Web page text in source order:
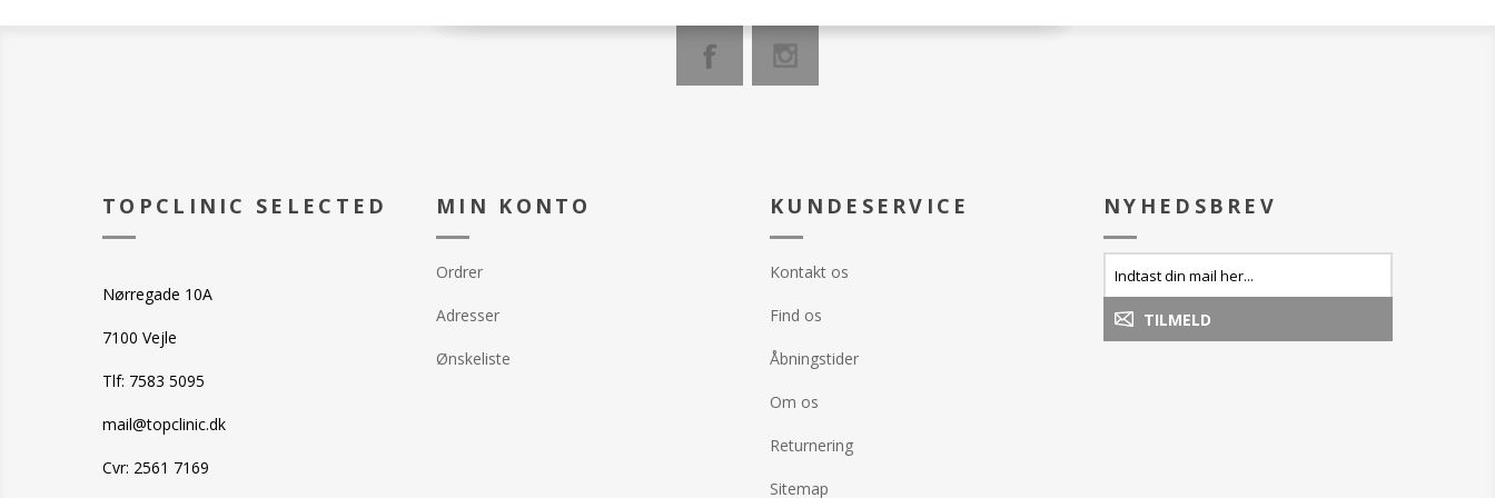
TOPCLINIC SELECTED
Nørregade 10A
7100 Vejle
Tlf: 7583 5095
mail@topclinic.dk
Cvr: 2561 7169
MIN KONTO
Ordrer
Adresser
Ønskeliste
KUNDESERVICE
Kontakt os
Find os
Åbningstider
Om os
Returnering
Sitemap
NYHEDSBREV